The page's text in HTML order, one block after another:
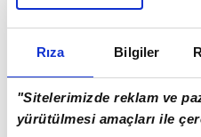
Rıza Bilgiler
"Sitelerimizde reklam ve
yürütülmesi amaçları ile